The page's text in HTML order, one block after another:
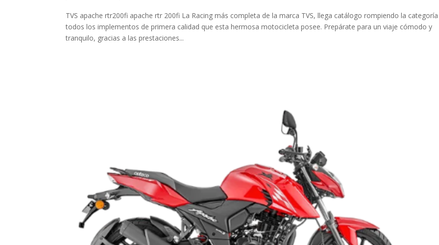
TVS apache rtr200fi apache rtr 200fi La Racing más completa de la marca TVS, llega catálogo rompiendo la
todos los implementos de primera calidad que esta hermosa motocicleta posee. Prepárate para un viaje cómodo y
tranquilo, gracias a las prestaciones...